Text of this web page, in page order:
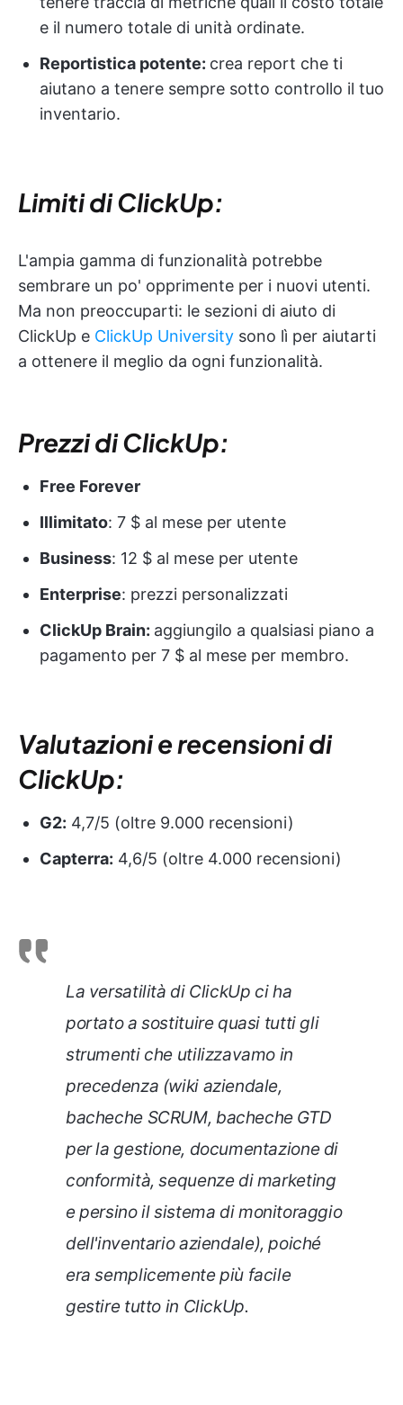
e il numero totale di unità ordinate.
Reportistica potente: crea report che ti
aiutano a tenere sempre sotto controllo il tuo
inventario.
Limiti di ClickUp:
L'ampia gamma di funzionalità potrebbe
sembrare un po' opprimente per i nuovi utenti.
Ma non preoccuparti: le sezioni di aiuto di
ClickUp e ClickUp University sono lì per aiutarti
a ottenere il meglio da ogni funzionalità.
Prezzi di ClickUp:
Free Forever
Illimitato: 7 $ al mese per utente
Business: 12 $ al mese per utente
Enterprise: prezzi personalizzati
ClickUp Brain: aggiungilo a qualsiasi piano a
pagamento per 7 $ al mese per membro.
Valutazioni e recensioni di
ClickUp:
G2: 4,7/5 (oltre 9.000 recensioni)
Capterra: 4,6/5 (oltre 4.000 recensioni)
La versatilità di ClickUp ci ha
portato a sostituire quasi tutti gli
strumenti che utilizzavamo in
precedenza (wiki aziendale,
bacheche SCRUM, bacheche GTD
per la gestione, documentazione di
conformità, sequenze di marketing
e persino ilsistema di monitoraggio
dell'inventarioaziendale), poiché
era semplicemente più facile
gestire tutto in ClickUp.